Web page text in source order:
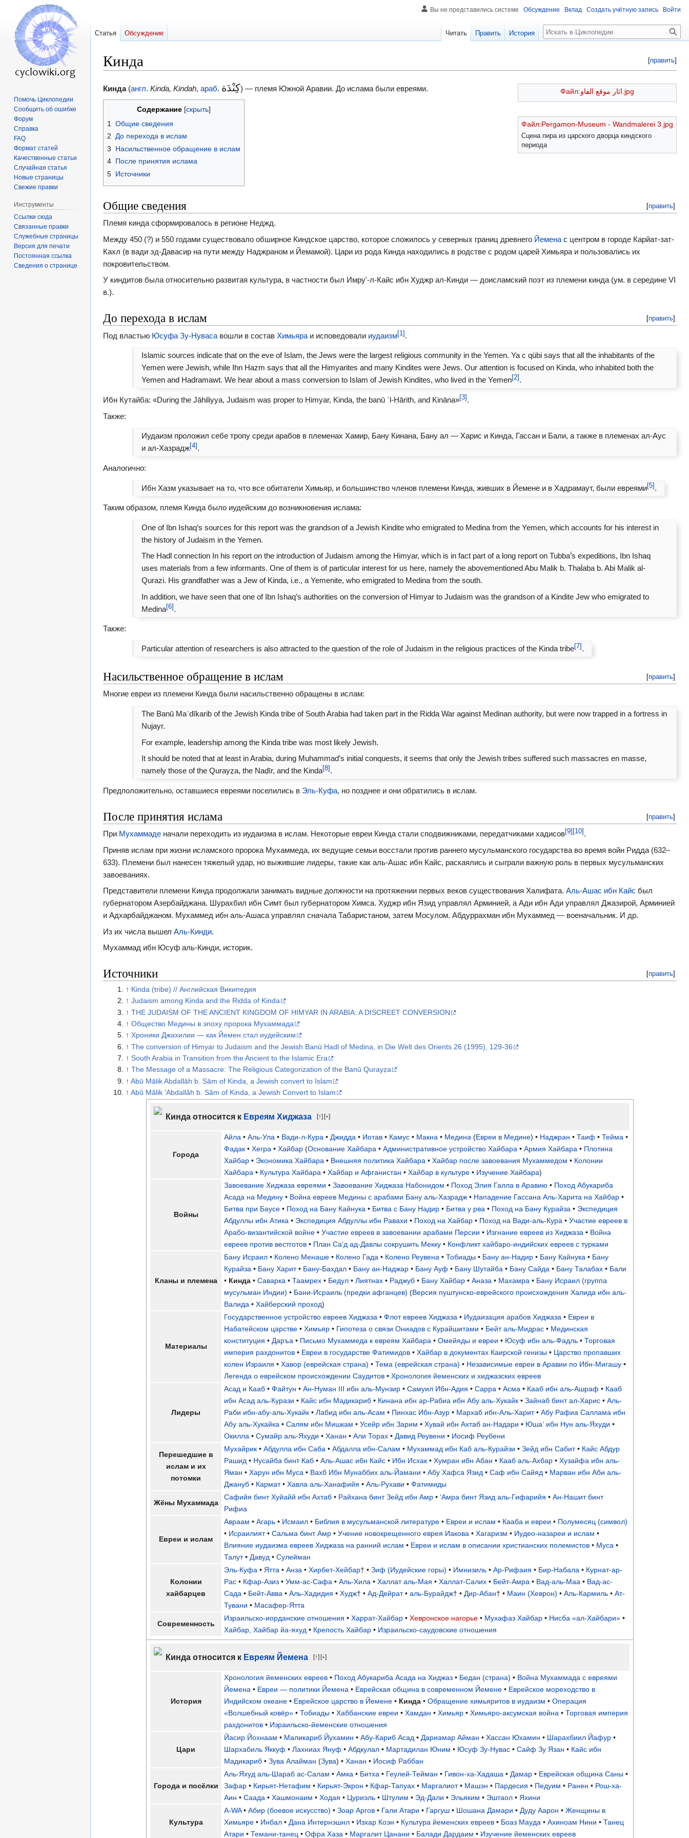
Кинда [править]
Перейти
к
навигации
Перейти
к
Файл:اثار موقع الفاو.jpg
Файл:Pergamon-Museum - Wandmalerei 3.jpg
Сцена пира из царского дворца киндского
периода
Кинда(англ. Kinda, Kindah, араб. كِنْدَة) — племя Южной Аравии. До ислама были евреями.
Содержание
1
Общие сведения
2 До перехода в ислам
3
Насильственное обращение в ислам
4 После принятия ислама
5 Источники
Общие сведения [править]
Племя кинда сформировалось в регионе Неджд.
Между 450 (?) и 550 годами существовало обширное Киндское царство, которое сложилось у северных границ древнего Йемена с центром в городе Карйат-зат-
Кахл (в вади эд-Давасир на пути между Наджраном и Йемамой). Цари из рода Кинда находились в родстве с родом царей Химьяра и пользовались их
покровительством.
У киндитов была относительно развитая культура, в частности был Имру'-л-Кайс ибн Худжр ал-Кинди — доисламский поэт из племени кинда (ум. в середине VI
в.).
До перехода в ислам [править]
Под властью Юсуфа Зу-Нуваса вошли в состав Химьяра и исповедовали иудаизм[1] .
Islamic sources indicate that on the eve of Islam, the Jews were the largest religious community in the Yemen. Ya c qübi says that all the inhabitants of the
Yemen were Jewish, while Ihn Hazm says that all the Himyarites and many Kindites were Jews. Our attention is focused on Kinda, who inhabited both the
Yemen and Hadramawt. We hear about a mass conversion to Islam of Jewish Kindites, who lived in the Yemen[2] .
Ибн Кутайба: «During the Jāhiliyya, Judaism was proper to Ḥimyar, Kinda, the banū ʾl-Ḥārith, and Kināna» [3] .
Также:
Иудаизм проложил себе тропу среди арабов в племенах Хамир, Бану Кинана, Бану ал — Харис и Кинда, Гассан и Бали, а также в племенах ал-Аус
и ал-Хазрадж[4] .
Аналогично:
Ибн Хазм указывает на то, что все обитатели Химьяр, и большинство членов племени Кинда, живших в Йемене и в Хадрамаут, были евреями[5] .
Таким образом, племя Кинда было иудейским до возникновения ислама:
One of Ibn Ishaq’s sources for this report was the grandson of a Jewish Kindite who emigrated to Medina from the Yemen, which accounts for his interest in
the history of Judaism in the Yemen.
The Hadl connection In his report on the introduction of Judaism among the Himyar, which is in fact part of a long report on Tubba֒’s expeditions, Ibn Ishaq
uses materials from a few informants. One of them is of particular interest for us here, namely the abovementioned Abu Malik b. Tha֒laba b. Abi Malik al-
Qurazi. His grandfather was a Jew of Kinda, i.e., a Yemenite, who emigrated to Medina from the south.
In addition, we have seen that one of Ibn Ishaq’s authorities on the conversion of Himyar to Judaism was the grandson of a Kindite Jew who emigrated to
Medina [6] .
Также:
Particular attention of researchers is also attracted to the question of the role of Judaism in the religious practices of the Kinda tribe[7] .
Насильственное обращение в ислам [править]
Многие евреи из племени Кинда были насильственно обращены в ислам:
The Banū Maʿdīkarib of the Jewish Kinda tribe of South Arabia had taken part in the Ridda War against Medinan authority, but were now trapped in a fortress in
Nujayr.
For example, leadership among the Kinda tribe was most likely Jewish.
It should be noted that at least in Arabia, during Muhammad’s initial conquests, it seems that only the Jewish tribes suffered such massacres en masse,
namely those of the Qurayẓa, the Naḍīr, and the Kinda [8] .
Предположительно, оставшиеся евреями поселились в Эль-Куфа, но позднее и они обратились в ислам.
После принятия ислама [править]
При Мухаммаде начали переходить из иудаизма в ислам. Некоторые евреи Кинда стали сподвижниками, передатчиками хадисов [9] [10] .
Приняв ислам при жизни исламского пророка Мухаммеда, их ведущие семьи восстали против раннего мусульманского государства во время войн Ридда (632–
633). Племени был нанесен тяжелый удар, но выжившие лидеры, такие как аль-Ашас ибн Кайс, раскаялись и сыграли важную роль в первых мусульманских
завоеваниях.
Представители племени Кинда продолжали занимать видные должности на протяжении первых веков существования Халифата. Аль-Ашас ибн Кайс был
губернатором Азербайджана. Шурахбил ибн Симт был губернатором Химса. Худжр ибн Язид управлял Арминией, а Ади ибн Ади управлял Джазирой, Арминией
и Адхарбайджаном. Мухаммед ибн аль-Ашаса управлял сначала Табаристаном, затем Мосулом. Абдуррахман ибн Мухаммед — военачальник. И др.
Из их числа вышел Аль-Кинди.
Мухаммад ибн Юсуф аль-Кинди, историк.
Источники [править]
↑ Kinda (tribe) // Английская Википедия
↑ Judaism among Kinda and the Ridda of Kinda
↑ THE JUDAISM OF THE ANCIENT KINGDOM OF ḤIMYAR IN ARABIA: A DISCREET CONVERSION
↑ Общество Медины в эпоху пророка Мухаммада
↑ Хроники Джахилии — как Йемен стал иудейским
↑ The conversion of Ḥimyar to Judaism and the Jewish Banū Hadl of Medina, in Die Welt des Orients 26 (1995), 129-36
↑ South Arabia in Transition from the Ancient to the Islamic Era
↑ The Message of a Massacre: The Religious Categorization of the Banū Qurayẓa
↑ Abū Mālik Abdallāh b. Sām of Kinda, a Jewish convert to Islam
↑ Abû Mâlik 'Abdallâh b. Sâm of Kinda, a Jewish Convert to Islam
Кинда относится к Евреям Хиджаза ↑ [+]
Города
Айла • Аль-Ула • Вади-л-Кура • Джидда • Иотав • Камус • Макна • Медина (Евреи в Медине) • Наджран • Таиф • Тейма •
Фадак • Хегра • Хайбар (Основание Хайбара • Административное устройство Хайбара • Армия Хайбара • Плотина
Хайбар • Экономика Хайбара • Внешняя политика Хайбара • Хайбар после завоевания Мухаммедом • Колонии
Хайбара • Культура Хайбара • Хайбар и Афганистан • Хайбар в культуре • Изучение Хайбара)
Войны
Завоевание Хиджаза евреями • Завоевание Хиджаза Набонидом • Поход Элия Галла в Аравию • Поход Абукариба
Асада на Медину • Война евреев Медины с арабами Бану аль-Хазрадж • Нападение Гассана Аль-Харита на Хайбар •
Битва при Баусе • Поход на Бану Кайнука • Битва с Бану Надир • Битва у рва • Поход на Бану Курайза • Экспедиция
Абдуллы ибн Атика • Экспедиция Абдуллы ибн Равахи • Поход на Хайбар • Поход на Вади-аль-Кура • Участие евреев в
Арабо-византийской войне • Участие евреев в завоевании арабами Персии • Изгнание евреев из Хиджаза • Война
евреев против вестготов • План Са‘д ад-Давлы сокрушить Мекку • Конфликт хайбаро-индийских евреев с турками
Кланы и племена
Бану Исраил • Колено Менаше • Колено Гада • Колено Реувена • Тобиады • Бану ан-Надир • Бану Кайнука • Бану
Курайза • Бану Харит• Бану-Бахдал • Бану ан-Наджар • Бану Ауф • Бану Шутайба • Бану Сайда • Бану Талабах • Бали
• Кинда • Саварка • Таамрех • Бедул • Лиятнах • Раджуб • Бану Хайбар • Аназа • Махамра • Бану Исраил (группа
мусульман Индии) • Бани-Исраиль (предки афганцев) (Версия пуштунско-еврейского происхождения Халида ибн аль-
Валида • Хайберский проход)
Материалы
Государственное устройство евреев Хиджаза • Флот евреев Хиджаза • Иудаизация арабов Хиджаза • Евреи в
Набатейском царстве • Химьяр • Гипотеза о связи Ониадов с Курайшитами • Бейт аль-Мидрас • Мединская
конституция • Даръа • Письмо Мухаммеда к евреям Хайбара • Омейяды и евреи • Юсуф ибн аль-Фадль • Торговая
империя рахдонитов • Евреи в государстве Фатимидов • Хайбар в документах Каирской генизы • Царство пропавших
колен Израиля • Хавор (еврейская страна) • Тема (еврейская страна) • Независимые евреи в Аравии по Ибн-Мигашу •
Легенда о еврейском происхождении Саудитов • Хронология йеменских и хиджазских евреев
Лидеры
Асад и Кааб • Файтун • Ан-Нуман III ибн аль-Мунзир • Самуил Ибн-Адия • Сарра • Асма • Кааб ибн аль-Ашраф • Кааб
ибн Асад аль-Курази • Кайс ибн Мадикариб • Кинана ибн ар-Рабиа ибн Абу аль-Хукайк • Зайнаб бинт ал-Харис • Аль-
Раби ибн-абу-аль-Хукайк • Лабид ибн аль-Асам • Пинхас Ибн-Азур • Мархаб ибн-Аль-Харит• Абу Рафиа Саллама ибн
Абу аль-Хукайка • Салям ибн Мишкам • Усейр ибн Зарим • Хувай ибн Ахтаб ан-Надари • Юша‘ ибн Нун аль-Яхуди •
Окилла • Сумайр аль-Яхуди • Ханан • Али Торах • Давид Реувени • Иосиф Реубени
Перешедшие в
ислам и их
потомки
Мухайрик • Абдулла ибн Саба • Абдалла ибн-Салам • Мухаммад ибн Каб аль-Курайзи • Зейд ибн Сабит• Кайс Абдур
Рашид • Нусайба бинт Каб • Аль-Ашас ибн Кайс • Ибн Исхак • Хумран ибн Абан • Кааб аль-Ахбар • Хузайфа ибн аль-
Яман • Харун ибн Муса • Вахб Ибн Мунаббих аль-Йамани • Абу Хафса Язид • Саф ибн Сайяд • Марван ибн Аби аль-
Джануб • Кармат• Хавла аль-Ханафийя • Аль-Рухави • Фатимиды
Жёны Мухаммада
Сафийя бинт Хуйайй ибн Ахтаб • Райхана бинт Зейд ибн Амр • ‘Амра бинт Язид аль-Гифарийя • Ан-Нашит бинт
Рифиа
Евреи и ислам
Авраам • Агарь • Исмаил • Библия в мусульманской литературе • Евреи и ислам • Кааба и евреи • Полумесяц (символ)
• Исраилият• Сальма бинт Амр • Учение новокрещенного еврея Иакова • Хагаризм • Иудео-назареи и ислам •
Влияние иудаизма евреев Хиджаза на ранний ислам • Евреи и ислам в описании христианских полемистов • Муса •
Талут• Давуд • Сулейман
Колонии
хайбарцев
Эль-Куфа • Ятта • Анза • Хирбет-Хейбар† • Зиф (Иудейские горы) • Имнизиль • Ар-Рифаия • Бир-Набала • Курнат-ар-
Рас • Кфар-Азиз • Умм-ас-Сафа • Аль-Хила • Халлат аль-Мая • Халлат-Салих • Бейт-Амра • Вад-аль-Маа • Вад-ас-
Сада • Бейт-Авва • Аль-Хадидия • Худж† • Ад-Дейрат• аль-Бурайдж† • Дир-Абан† • Маин (Хеврон) • Аль-Кармиль • Ат-
Тувани • Масафер-Ятта
Современность
Израильско-иорданские отношения • Харрат-Хайбар • Хевронское нагорье • Мухафаз Хайбар • Нисба «ал-Хайбари» •
Хайбар, Хайбар йа-яхуд • Крепость Хайбар • Израильско-саудовские отношения
Кинда относится к Евреям Йемена ↑ [+]
История
Хронология йеменских евреев • Поход Абукариба Асада на Хиджаз • Бедан (страна) • Война Мухаммада с евреями
Йемена • Евреи — политики Йемена • Еврейская община в современном Йемене • Еврейское мореходство в
Индийском океане • Еврейское царство в Йемене • Кинда • Обращение химьяритов в иудаизм • Операция
«Волшебный ковёр» • Тобиады • Хаббанские евреи • Хамдан • Химьяр • Химьяро-аксумская война • Торговая империя
рахдонитов • Израильско-йеменские отношения
Цари
Йасир Йохнаам • Маликариб Йухамин • Абу-Кариб Асад • Дариамар Айман • Хассан Юхамин • Шарахбиил Йафур •
Шархабиль Яккуф • Лахниах Януф • Абдкулал • Мартадилан Юним • Юсуф Зу-Нувас • Сайф Зу Язан • Кайс ибн
Мадикариб • Зува Алайман (Зува) • Ханан • Иосиф Раббан
Города и посёлки
Аль-Яхуд аль-Шараб ас-Салам • Амка • Битха • Геулей-Тейман • Гивон-ха-Хадаша • Дамар • Еврейская община Саны •
Зафар • Кирьят-Нетафим • Кирьят-Экрон • Кфар-Тапуах • Маргалиот• Машэн • Пардесия • Педуим • Ранен • Рош-ха-
Аин • Саада • Хашмонаим • Ходая • Цуриэль • Штулим • Эд-Дали • Эльяким • Эштаол • Яхини
Культура
A-WA• Абир (боевое искусство) • Зоар Аргов • Гали Атари • Гаргуш • Шошана Дамари • Дуду Аарон • Женщины в
Химьяре • Инбал • Дана Интернэшнл • Изхар Коэн • Культура йеменских евреев • Боаз Мауда • Ахиноам Нини • Танец
Атари • Темани-танец • Офра Хаза • Маргалит Цанани • Балади Дардаим • Изучение йеменских евреев
Вы не представились системе Обсуждение Вклад Создать учётную запись Войти
Статья Обсуждение Читать Править История Поиск
Помочь Циклопедии
Сообщить об ошибке
Форум
Справка
FAQ
Формат статей
Качественные статьи
Случайная статья
Новые страницы
Свежие правки
Инструменты
Ссылки сюда
Связанные правки
Служебные страницы
Версия для печати
Постоянная ссылка
Сведения о странице